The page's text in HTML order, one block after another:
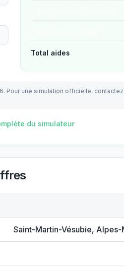
Total aides
Pour une simulation officielle, contactez
du simulateur
Saint-Martin-Vésubie, Alpes-